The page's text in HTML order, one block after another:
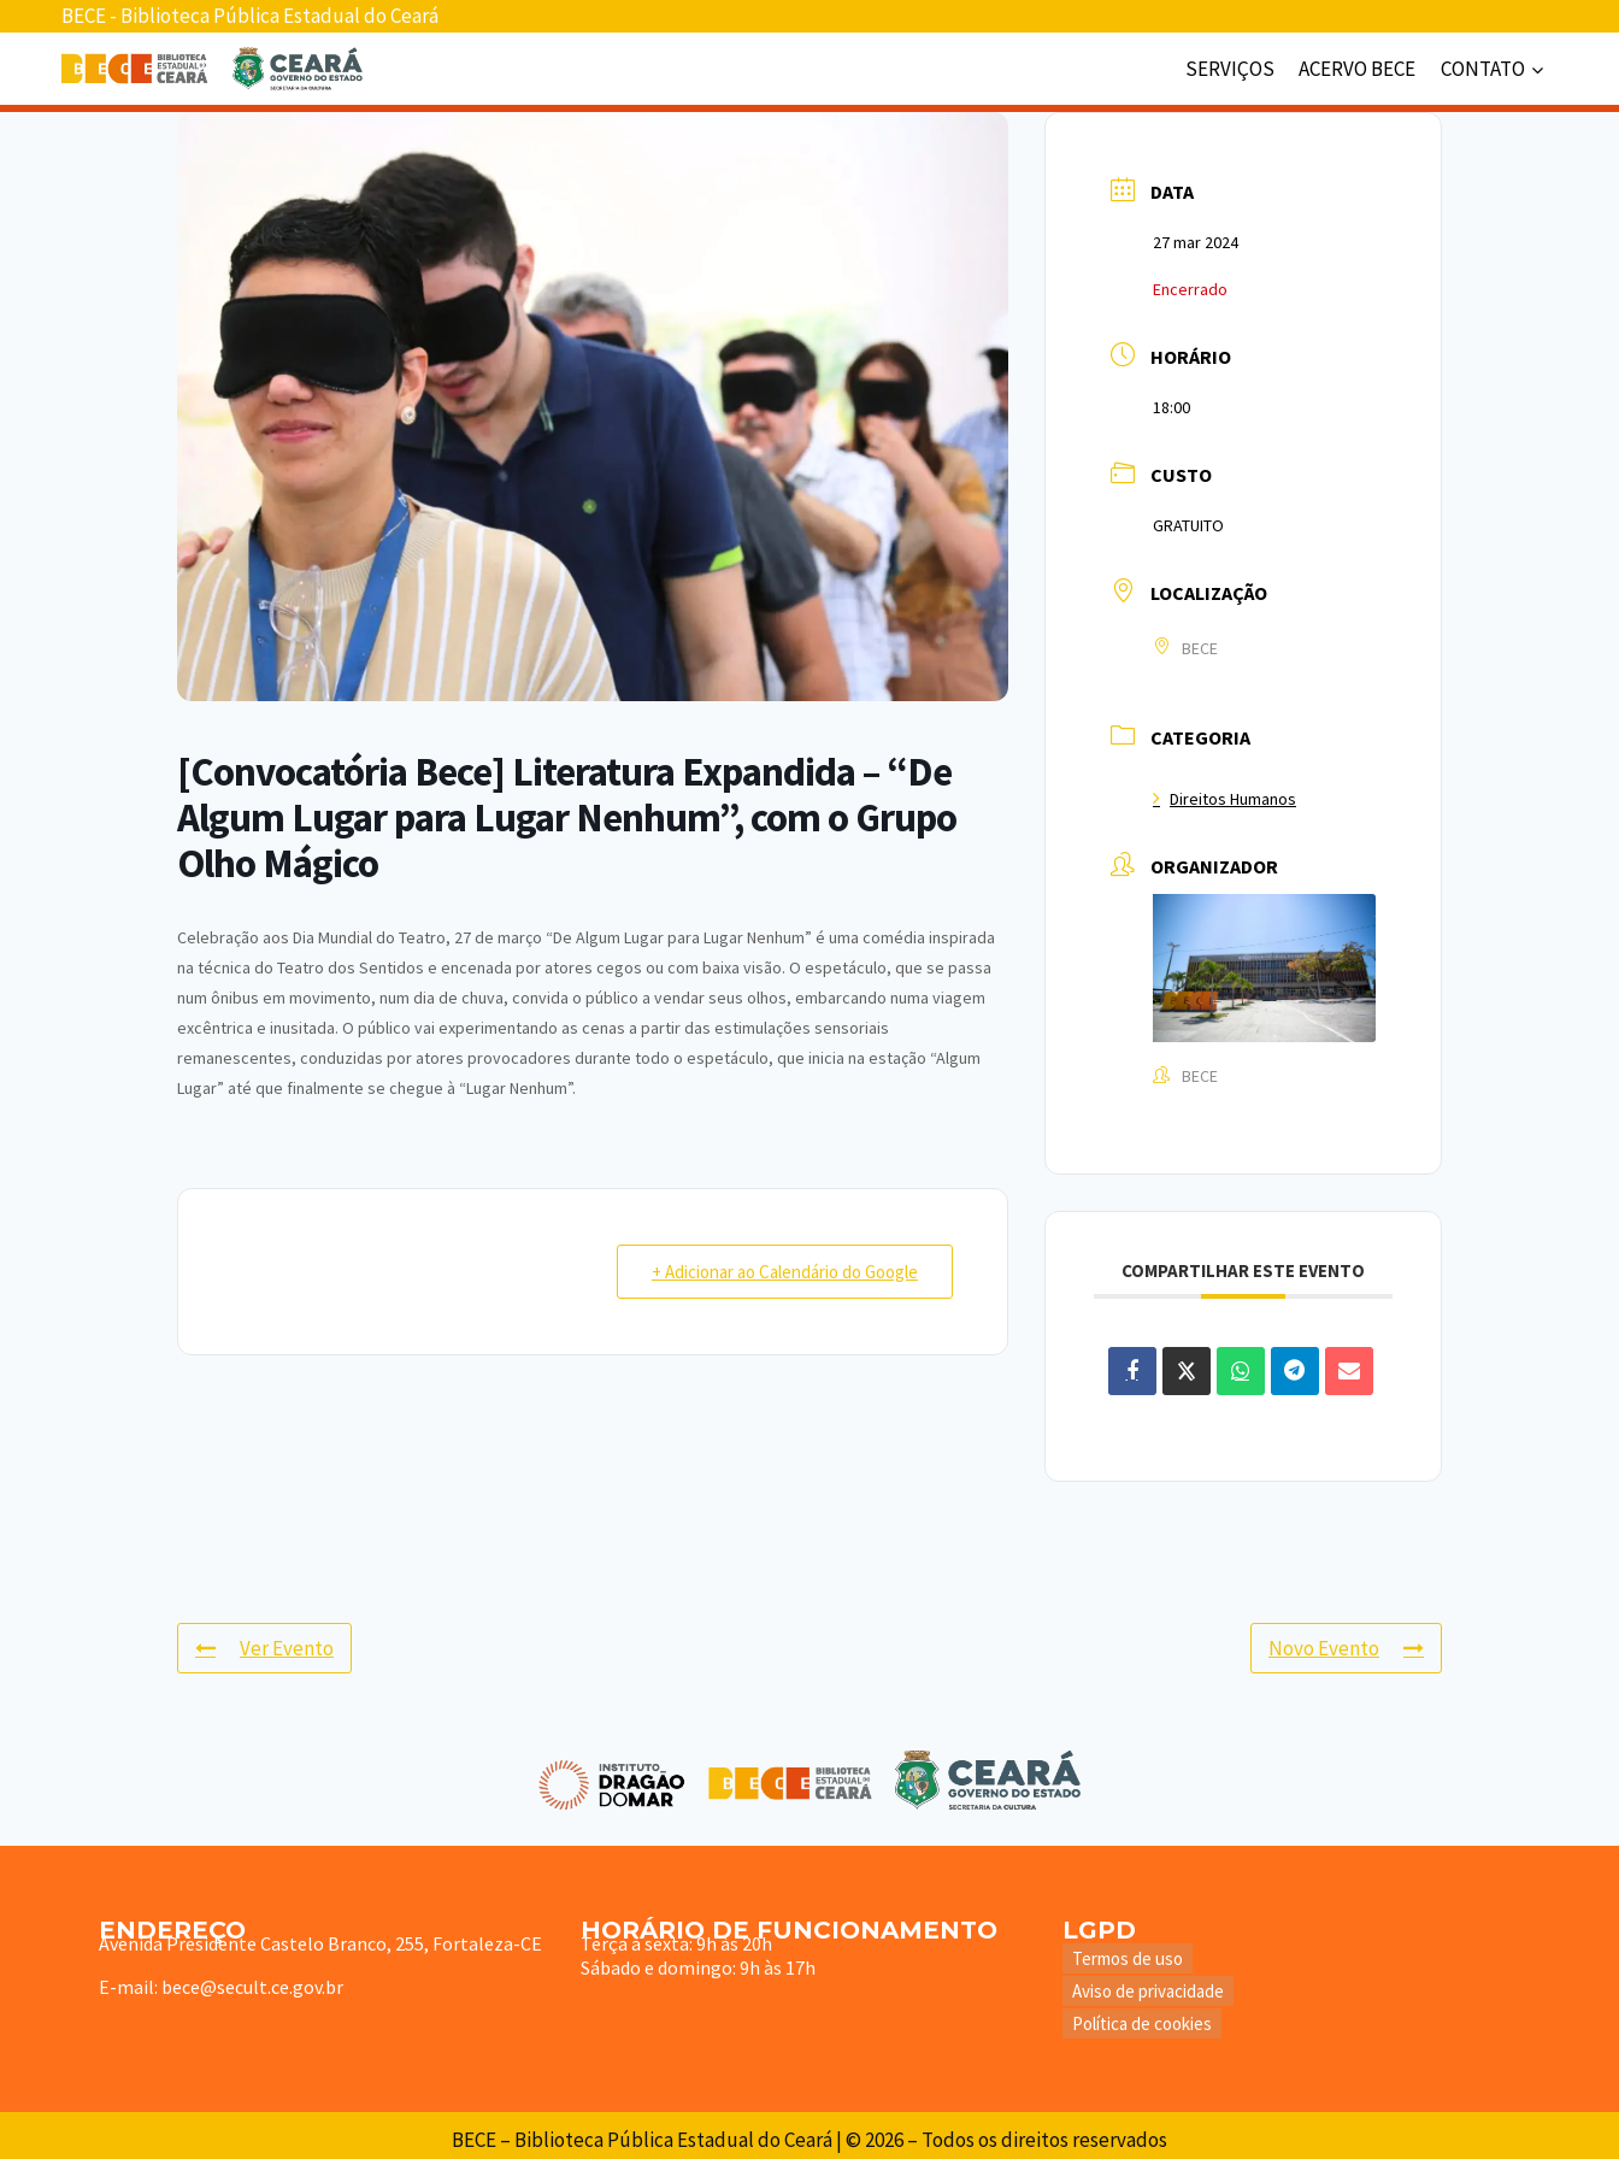
BECE - Biblioteca Pública Estadual do Ceará
SERVIÇOS
ACERVO BECE CONTATO
[Convocatória Bece] Literatura Expandida – “De
Algum Lugar para Lugar Nenhum”, com o Grupo
Olho Mágico
Celebração aos Dia Mundial do Teatro, 27 de março “De Algum Lugar para Lugar Nenhum” é uma comédia inspirada
na técnica do Teatro dos Sentidos e encenada por atores cegos ou com baixa visão. O espetáculo, que se passa
num ônibus em movimento, num dia de chuva, convida o público a vendar seus olhos, embarcando numa viagem
excêntrica e inusitada. O público vai experimentando as cenas a partir das estimulações sensoriais
remanescentes, conduzidas por atores provocadores durante todo o espetáculo, que inicia na estação “Algum
Lugar” até que finalmente se chegue à “Lugar Nenhum”.
+ Adicionar ao Calendário do Google
DATA
27 mar 2024
Encerrado
HORÁRIO
18:00
CUSTO
GRATUITO
LOCALIZAÇÃO
BECE
CATEGORIA
Direitos Humanos
ORGANIZADOR
BECE
COMPARTILHAR ESTE EVENTO
Ver Evento Novo Evento
ENDEREÇO
Avenida Presidente Castelo Branco, 255, Fortaleza-CE
E-mail: bece@secult.ce.gov.br
HORÁRIO DE FUNCIONAMENTO
Terça à sexta: 9h às 20h
Sábado e domingo: 9h às 17h
LGPD
Termos de uso
Aviso de privacidade
Política de cookies
BECE – Biblioteca Pública Estadual do Ceará | © 2026 – Todos os direitos reservados